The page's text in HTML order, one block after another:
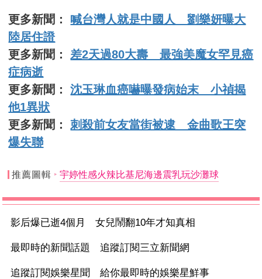
更多新聞： 喊台灣人就是中國人 劉樂妍曝大
陸居住證
更多新聞： 差2天過80大壽 最強美魔女罕見癌
症病逝
更多新聞：沈玉琳血癌嚇曝發病始末 小禎揭
他1異狀
更多新聞： 刺殺前女友當街被逮 金曲歌王突
爆失聯
推薦圖輯 宇婷性感火辣比基尼海邊震乳玩沙灘球
影后爆已逝4個月 女兒鬧翻10年才知真相
最即時的新聞話題 追蹤訂閱三立新聞網
追蹤訂閱娛樂星聞 給你最即時的娛樂星鮮事